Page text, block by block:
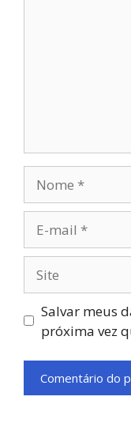
mail
Salvar meus
próxima vez